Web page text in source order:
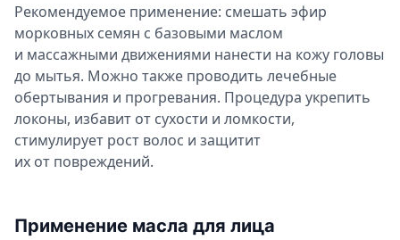
Рекомендуемое применение: смешать эфир
морковных семян с базовыми маслом
и массажными движениями нанести на кожу головы
до мытья. Можно также проводить лечебные
обертывания и прогревания. Процедура укрепить
локоны, избавит от сухости и ломкости,
стимулирует рост волос и защитит
их от повреждений.
Применение масла для лица